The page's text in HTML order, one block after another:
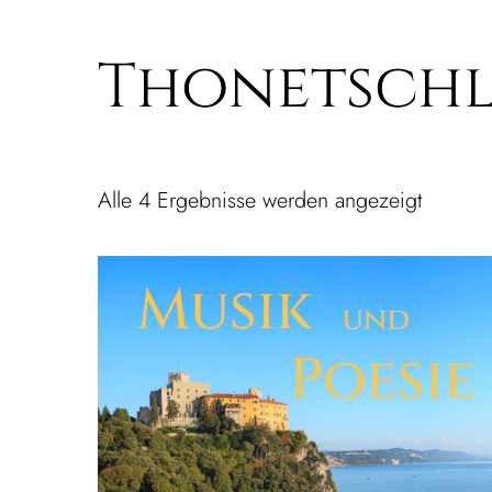
Alle 4 Ergebnisse werden angezeigt